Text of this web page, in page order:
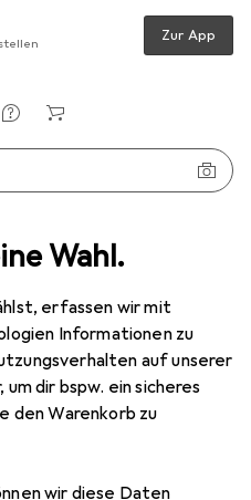
Wahl.
erfassen wir mit
Informationen zu
auf unserer
dir bspw. ein sicheres
den Warenkorb zu
wir diese Daten
Zur App
Strandgeheimnis
Strandgeheimnis